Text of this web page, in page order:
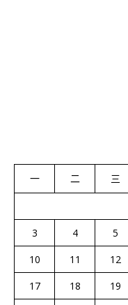
一 二 三
3
4 5
10
11 12
17
18 19